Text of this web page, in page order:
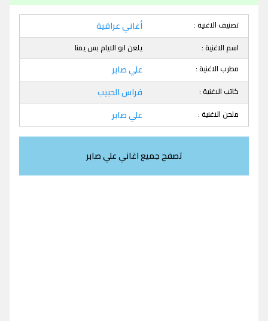
تصنيف الاغنية : أغاني عراقية
اسم الاغنية :
يلعن ابو الايام بس يمنا
مطرب الاغنية :
علي صابر
كاتب الاغنية : فراس الحبيب
ملحن الاغنية : علي صابر
تصفح جميع اغاني علي صابر